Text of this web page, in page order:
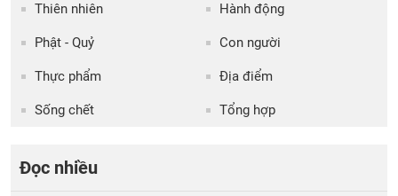
Thiên nhiên Hành động
Phật - Quỷ Con người
Thực phẩm Địa điểm
Sống chết Tổng hợp
Đọc nhiều